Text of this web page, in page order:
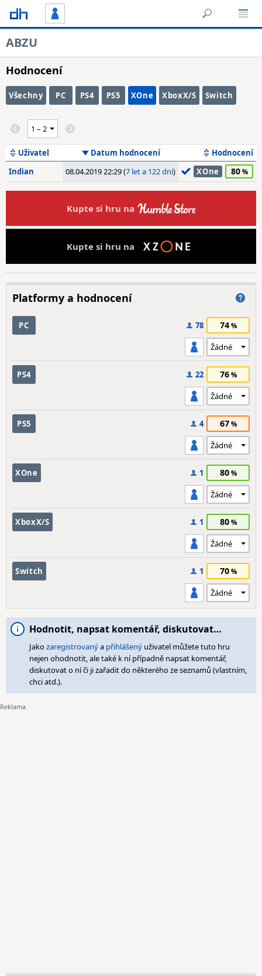
ABZU
Hodnocení
Všechny PC PS4 PS5 XOne XboxX/S Switch
Uživatel Datum hodnocení
Hodnocení
Indian
08.04.2019 22:29 (7 let a 122 dní) XOne 80
Kupte si hru na
Kupte si hru na
Platformy a hodnocení
PC 78 74
PS4 22 76
PS5 4 67
XOne 1 80
XboxX/S 1 80
Switch 1 70
Hodnotit, napsat komentář, diskutovat…
Jakozaregistrovanýa přihlášený uživatel můžete tuto hru
nejen ohodnotit, ale také k ní případně napsat komentář,
diskutovat o ní či ji zařadit do některého ze seznamů (vlastním,
chci atd.).